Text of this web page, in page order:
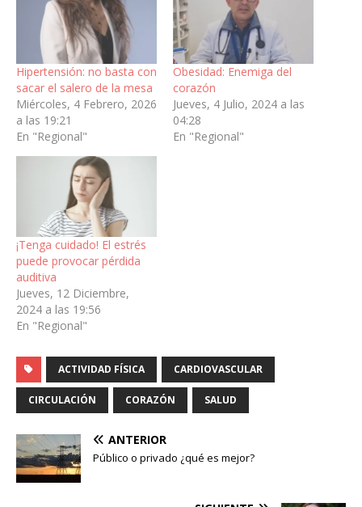
Hipertensión: no basta con
sacar el salero de la mesa
Miércoles, 4 Febrero, 2026
a las 19:21
En "Regional"
Obesidad: Enemiga del
corazón
Jueves, 4 Julio, 2024 a las
04:28
En "Regional"
¡Tenga cuidado! El estrés
puede provocar pérdida
auditiva
Jueves, 12 Diciembre,
2024 a las 19:56
En "Regional"
ACTIVIDAD FÍSICA CARDIOVASCULAR
CIRCULACIÓN CORAZÓN SALUD
ANTERIOR
Público o privado ¿qué es mejor?